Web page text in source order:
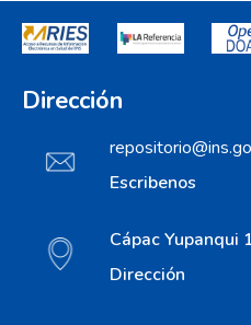
Dirección
Escribenos
Cápac Yupanqui
Dirección